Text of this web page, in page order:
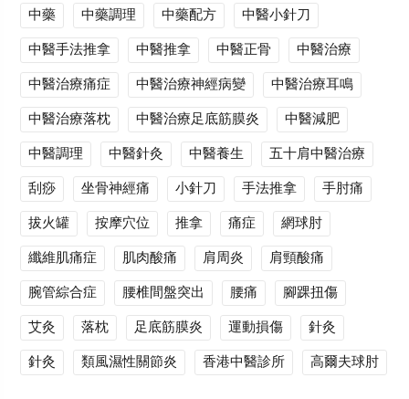
中藥 中藥調理 中藥配方
中醫小針刀
中醫手法推拿
中醫推拿 中醫正骨
中醫治療
中醫治療痛症
中醫治療神經病變
中醫治療耳鳴
中醫治療落枕
中醫治療足底筋膜炎
中醫減肥
中醫調理
中醫針灸 中醫養生
五十肩中醫治療
刮痧
坐骨神經痛 小針刀 手法推拿
手肘痛
拔火罐
按摩穴位 推拿 痛症
網球肘
纖維肌痛症
肌肉酸痛 肩周炎
肩頸酸痛
腕管綜合症
腰椎間盤突出 腰痛
腳踝扭傷
艾灸
落枕 足底筋膜炎 運動損傷
針灸
針灸
類風濕性關節炎 香港中醫診所 高爾夫球肘